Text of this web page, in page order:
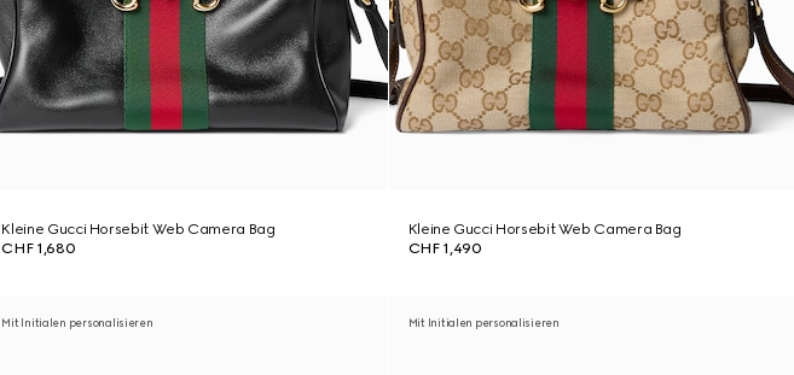
Kleine Gucci Horsebit Web Camera Bag
CHF 1,680
Kleine Gucci Horsebit Web Camera Bag
CHF 1,490
Mit Initialen personalisieren Mit Initialen personalisieren